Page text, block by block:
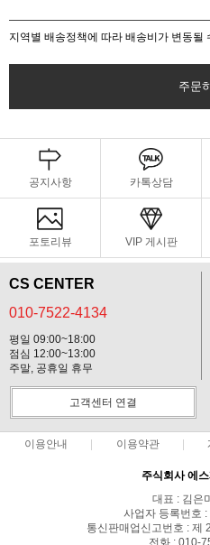
지역별 배송정책에 따라 배송비가 변동될
주문
공지사항 카톡상담
포토리뷰 VIP 게시판
CS CENTER
010-7522-4134
평일 09:00~18:00
점심 12:00~13:00
주말, 공휴일 휴무
고객센터 연결
이용안내 이용약관
주식회사 에
대표 : 김은
사업자 등록번호
통신판매업신고번호 : 제
전화 : 010-